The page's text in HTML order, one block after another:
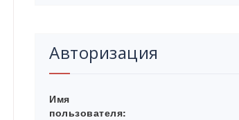
Авторизация
Имя
пользователя: